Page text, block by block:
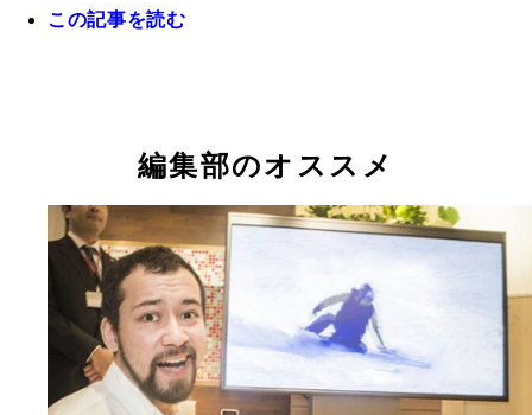
高音質の音楽が楽しめる。
に、バッテリーの持ちもいいというから驚きだ！
マートフォンだ！
この記事を読む
編集部のオススメ